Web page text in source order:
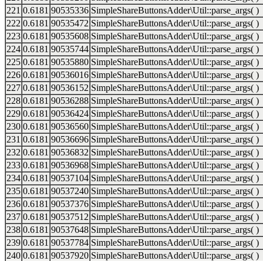
221 0.6181 90535336 SimpleShareButtonsAdder\Util::parse_args( )
222 0.6181 90535472 SimpleShareButtonsAdder\Util::parse_args( )
223 0.6181 90535608 SimpleShareButtonsAdder\Util::parse_args( )
224 0.6181 90535744 SimpleShareButtonsAdder\Util::parse_args( )
225 0.6181 90535880 SimpleShareButtonsAdder\Util::parse_args( )
226 0.6181 90536016 SimpleShareButtonsAdder\Util::parse_args( )
227 0.6181 90536152 SimpleShareButtonsAdder\Util::parse_args( )
228 0.6181 90536288 SimpleShareButtonsAdder\Util::parse_args( )
229 0.6181 90536424 SimpleShareButtonsAdder\Util::parse_args( )
230 0.6181 90536560 SimpleShareButtonsAdder\Util::parse_args( )
231 0.6181 90536696 SimpleShareButtonsAdder\Util::parse_args( )
232 0.6181 90536832 SimpleShareButtonsAdder\Util::parse_args( )
233 0.6181 90536968 SimpleShareButtonsAdder\Util::parse_args( )
234 0.6181 90537104 SimpleShareButtonsAdder\Util::parse_args( )
235 0.6181 90537240 SimpleShareButtonsAdder\Util::parse_args( )
236 0.6181 90537376 SimpleShareButtonsAdder\Util::parse_args( )
237 0.6181 90537512 SimpleShareButtonsAdder\Util::parse_args( )
238 0.6181 90537648 SimpleShareButtonsAdder\Util::parse_args( )
239 0.6181 90537784 SimpleShareButtonsAdder\Util::parse_args( )
240 0.6181 90537920 SimpleShareButtonsAdder\Util::parse_args( )